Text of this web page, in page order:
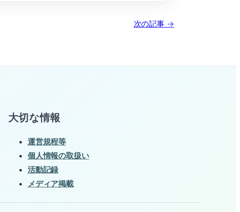
次の記事 →
大切な情報
運営規程等
個人情報の取扱い
活動記録
メディア掲載